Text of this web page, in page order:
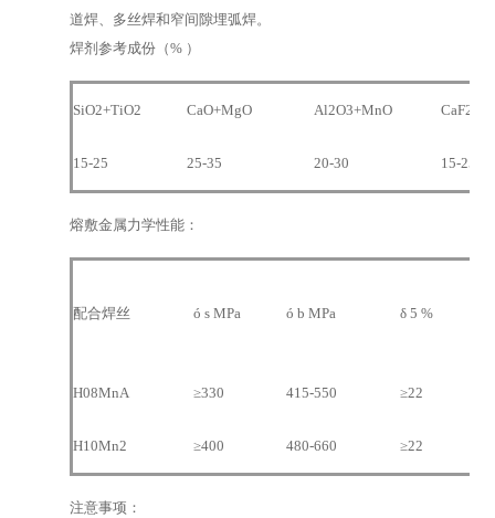
道焊、多丝焊和窄间隙埋弧焊。
焊剂参考成份（% ）
SiO2+TiO2 CaO+MgO Al2O3+MnO CaF2
15-25 25-35 20-30 15-25
熔敷金属力学性能：
配合焊丝 ó s MPa ó b MPa δ 5 %
H08MnA ≥330 415-550 ≥22
H10Mn2 ≥400 480-660 ≥22
注意事项：